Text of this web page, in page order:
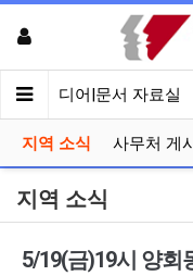
견 미디어|문서 자료실
지역 소식 사무처 게
지역 소식
5/19(금)19시 양회